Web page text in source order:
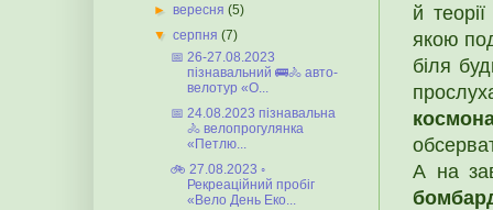
й
якою
біля
А на
►вересня(5)
▼серпня(7)
📅 26-27.08.2023
пізнавальний 🚌🚴 авто-
велотур «О...
📅 24.08.2023 пізнавальна
🚴 велопрогулянка
«Петлю...
🚲 27.08.2023 ◦
Рекреаційний пробіг
«Вело День Еко...